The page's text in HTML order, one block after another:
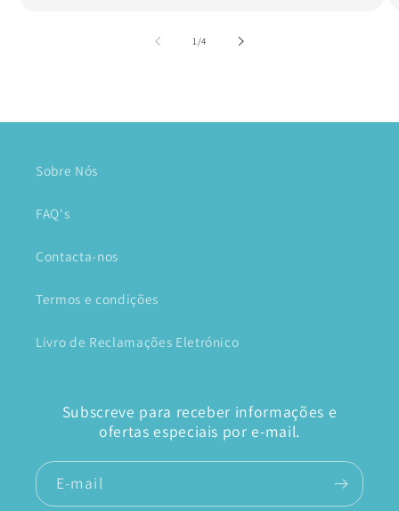
1/de
4
Sobre Nós
FAQ's
Contacta-nos
Termos e condições
Livro de Reclamações Eletrónico
Subscreve para receber informações e
ofertas especiais por e-mail.
E-mail